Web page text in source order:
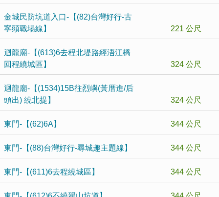
金城民防坑道入口-【(82)台灣好行-古
寧頭戰場線】
221 公尺
迴龍廟-【(613)6去程北堤路經浯江橋
回程繞城區】
324 公尺
迴龍廟-【(1534)15B往烈嶼(黃厝進/后
頭出) 繞北提】
324 公尺
東門-【(62)6A】 344 公尺
東門-【(88)台灣好行-尋城趣主題線】 344 公尺
東門-【(611)6去程繞城區】 344 公尺